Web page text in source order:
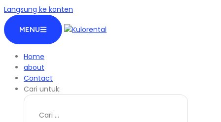
Langsung ke konten
MENU
Home
about
Contact
Cari untuk: